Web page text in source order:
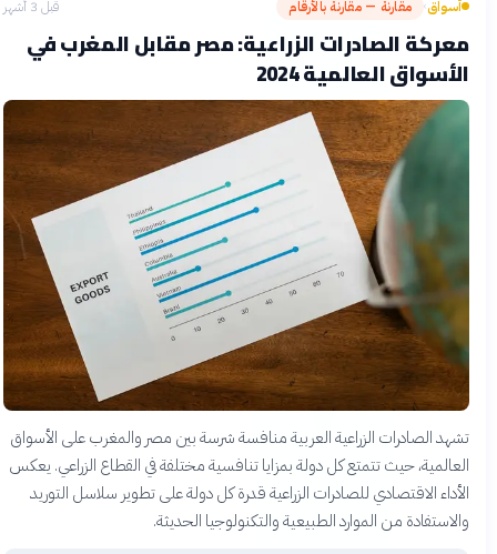
أسواق› مقارنة — مقارنة بالأرقام قبل 3 أشهر
معركة الصادرات الزراعية: مصر مقابل المغرب في
الأسواق العالمية 2024
تشهد الصادرات الزراعية العربية منافسة شرسة بين مصر والمغرب على الأسواق
العالمية، حيث تتمتع كل دولة بمزايا تنافسية مختلفة في القطاع الزراعي. يعكس
الأداء الاقتصادي للصادرات الزراعية قدرة كل دولة على تطوير سلاسل التوريد
والاستفادة من الموارد الطبيعية والتكنولوجيا الحديثة.